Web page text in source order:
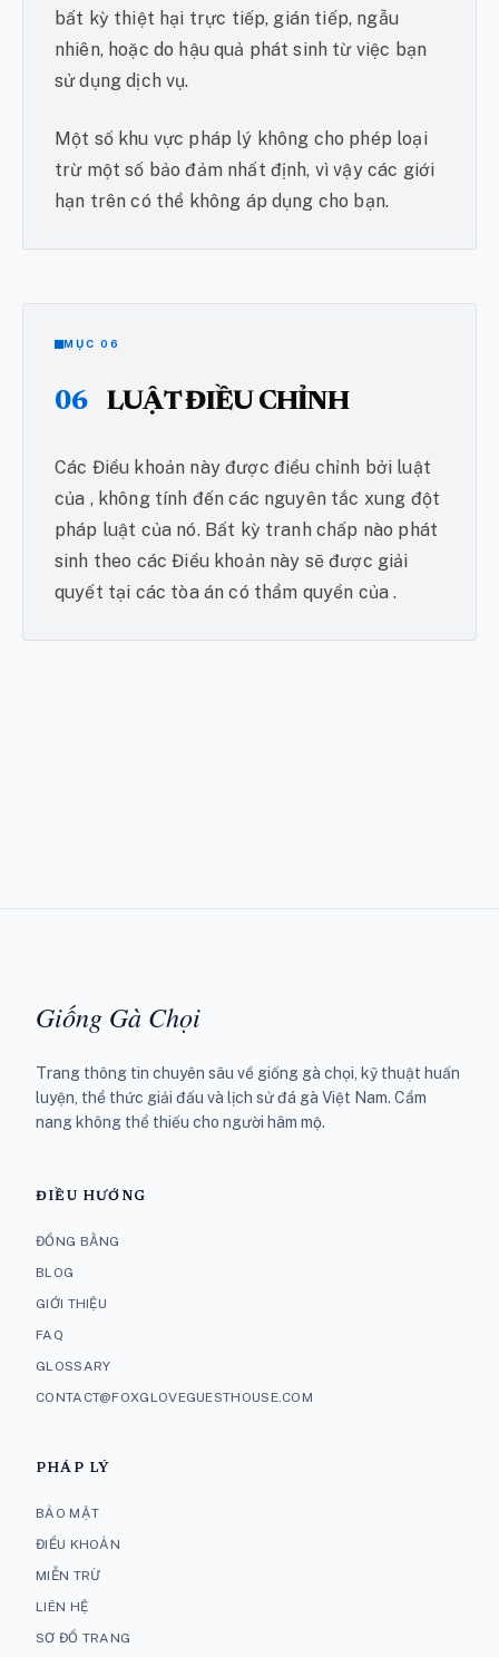
bất kỳ thiệt hại trực tiếp, gián tiếp, ngẫu
nhiên, hoặc do hậu quả phát sinh từ việc bạn
sử dụng dịch vụ.
Một số khu vực pháp lý không cho phép loại
trừ một số bảo đảm nhất định, vì vậy các giới
hạn trên có thể không áp dụng cho bạn.
MỤC 06
06 LUẬT ĐIỀU CHỈNH
Các Điều khoản này được điều chỉnh bởi luật
của , không tính đến các nguyên tắc xung đột
pháp luật của nó. Bất kỳ tranh chấp nào phát
sinh theo các Điều khoản này sẽ được giải
quyết tại các tòa án có thẩm quyền của .
Giống Gà Chọi
Trang thông tin chuyên sâu về giống gà chọi, kỹ thuật huấn
luyện, thể thức giải đấu và lịch sử đá gà Việt Nam. Cẩm
nang không thể thiếu cho người hâm mộ.
ĐIỀU HƯỚNG
ĐỒNG BẰNG
BLOG
GIỚI THIỆU
FAQ
GLOSSARY
CONTACT@FOXGLOVEGUESTHOUSE.COM
PHÁP LÝ
BẢO MẬT
ĐIỀU KHOẢN
MIỄN TRỪ
LIÊN HỆ
SƠ ĐỒ TRANG